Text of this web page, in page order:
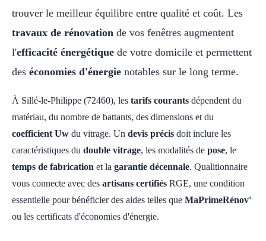
trouver le meilleur équilibre entre qualité et coût. Les
travaux de rénovation de vos fenêtres augmentent
l'efficacité énergétique de votre domicile et permettent
des économies d'énergie notables sur le long terme.
À Sillé-le-Philippe (72460), les tarifs courants dépendent du
matériau, du nombre de battants, des dimensions et du
coefficient Uw du vitrage. Un devis précis doit inclure les
caractéristiques du double vitrage, les modalités de pose, le
temps de fabrication et la garantie décennale. Qualitionnaire
vous connecte avec des artisans certifiés RGE, une condition
essentielle pour bénéficier des aides telles que MaPrimeRénov'
ou les certificats d'économies d'énergie.